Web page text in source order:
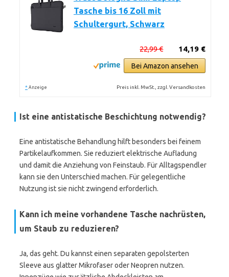
Tasche bis 16 Zoll mit
Schultergurt, Schwarz
14,19 €
22,99 €
Bei Amazon ansehen
* Anzeige Preis inkl. MwSt., zzgl. Versandkosten
Ist eine antistatische Beschichtung notwendig?
Eine antistatische Behandlung hilft besonders bei feinem
Partikelaufkommen. Sie reduziert elektrische Aufladung
und damit die Anziehung von Feinstaub. Für Alltagspendler
kann sie den Unterschied machen. Für gelegentliche
Nutzung ist sie nicht zwingend erforderlich.
Kann ich meine vorhandene Tasche nachrüsten,
um Staub zu reduzieren?
Ja, das geht. Du kannst einen separaten gepolsterten
Sleeve aus glatter Mikrofaser oder Neopren nutzen.